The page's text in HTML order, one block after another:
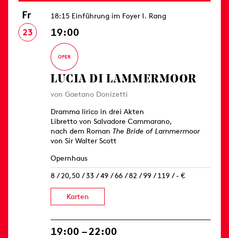
Fr
23
18:15 Einführung im Foyer I. Rang
19:00
LUCIA DI LAMMERMOOR
von Gaetano Donizetti
Dramma lirico in drei Akten
Libretto von Salvadore Cammarano,
nach dem Roman The Bride of Lammermoor
von Sir Walter Scott
Opernhaus
8 / 20,50 / 33 / 49 / 66 / 82 / 99 / 119 / - €
Karten
19:00 – 22:00